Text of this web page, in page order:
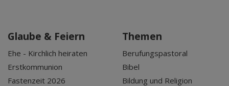
Glaube & Feiern
Ehe - Kirchlich heiraten
Erstkommunion
Fastenzeit 2026
Themen
Berufungspastoral
Bibel
Bildung und Religion